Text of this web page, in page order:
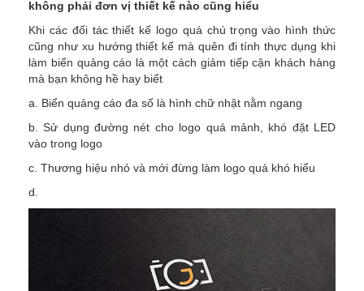
không phải đơn vị thiết kế nào cũng hiểu
Khi các đối tác thiết kế logo quá chú trọng vào hình thức
cũng như xu hướng thiết kế mà quên đi tính thực dụng khi
làm biển quảng cáo là một cách giảm tiếp cận khách hàng
mà bạn không hề hay biết
a. Biển quảng cáo đa số là hình chữ nhật nằm ngang
b. Sử dụng đường nét cho logo quá mảnh, khó đặt LED
vào trong logo
c. Thương hiệu nhỏ và mới đừng làm logo quá khó hiểu
d.